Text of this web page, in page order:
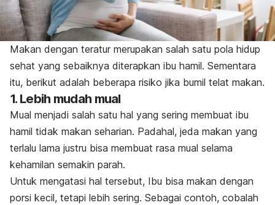
Makan dengan teratur merupakan salah satu pola hidup
sehat yang sebaiknya diterapkan ibu hamil. Sementara
itu, berikut adalah beberapa risiko jika bumil telat makan.
1. Lebih mudah mual
Mual menjadi salah satu hal yang sering membuat ibu
hamil tidak makan seharian. Padahal, jeda makan yang
terlalu lama justru bisa membuat rasa mual selama
kehamilan semakin parah.
Untuk mengatasi hal tersebut, Ibu bisa makan dengan
porsi kecil, tetapi lebih sering. Sebagai contoh, cobalah